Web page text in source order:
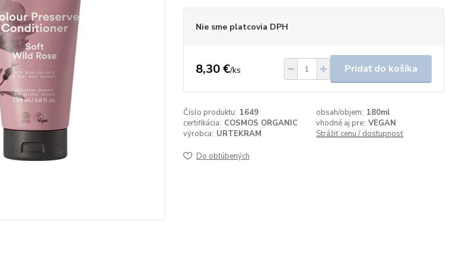
Nie sme platcovia DPH
8,30 €/ks Pridať do košíka
Číslo produktu: 1649 obsah/objem: 180ml
certifikácia: COSMOS ORGANIC vhodné aj pre: VEGAN
výrobca: URTEKRAM Strážiť cenu / dostupnosť
Do obľúbených